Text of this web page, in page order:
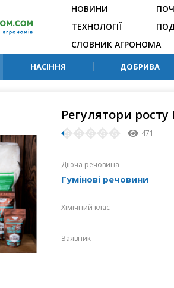
НОВИНИ
ТЕХНОЛОГІЇ
СЛОВНИК АГРОНОМА
НАСІННЯ ДОБРИВА
Регулятори
471
Діюча речовина
Гумінові речовини
Хімічний клас
Заявник